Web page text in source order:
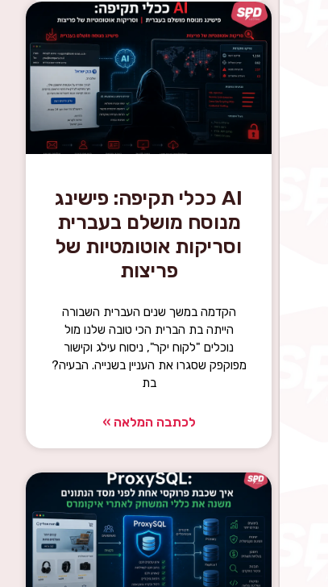
AI ככלי תקיפה: פישינג
מנוסח מושלם בעברית
וסריקות אוטומטיות של
פריצות
הקדמה במשך שנים העברית השבורה
הייתה בת הברית הכי טובה שלנו מול
נוכלים "לקוח יקר", ניסוח עילג וקישור
מפוקפק שסגרו את העניין בשנייה. הבעיה?
בת
לכתבה המלאה »